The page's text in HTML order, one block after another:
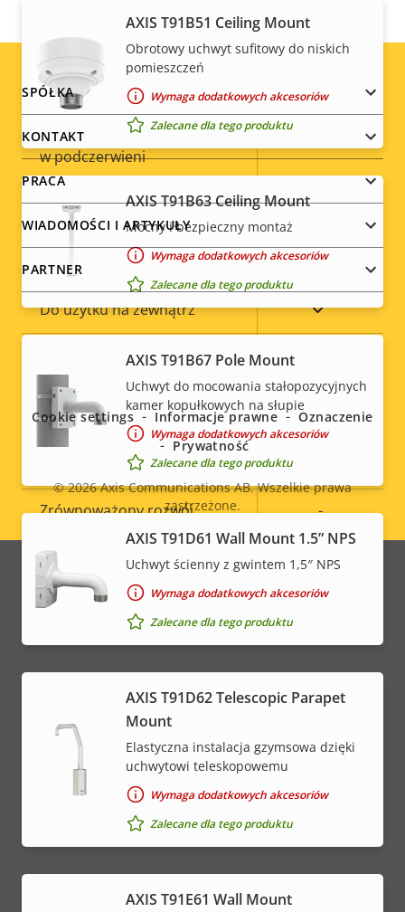
Opis
nieruchomości
Wartość
nieruchomości
Zdalne ustawianie ostrości Tak
Zdalny zoom
Wbudowane oświetlenie
w podczerwieni
Zasób lokalny (gniazdo karty
pamięci)
Tak
Temperatura pracy -40 to 55 °C
Do użytku na zewnątrz Tak
Klasa odporności na
wandalizm
Klasa IP IP66
Do przemalowywania
Zrównoważony rozwój -
* Niektóre specyfikacje techniczne mogą się różnić w
zależności od wybranej opcji sprzętowej.
AXIS T91B51 Ceiling Mount
Obrotowy uchwyt sufitowy do niskich
pomieszczeń
Wymaga dodatkowych akcesoriów
Zalecane dla tego produktu
AXIS T91B63 Ceiling Mount
Mocny i bezpieczny montaż
Wymaga dodatkowych akcesoriów
Zalecane dla tego produktu
AXIS T91B67 Pole Mount
Uchwyt do mocowania stałopozycyjnych
kamer kopułkowych na słupie
Wymaga dodatkowych akcesoriów
Zalecane dla tego produktu
AXIS T91D61 Wall Mount 1.5” NPS
Uchwyt ścienny z gwintem 1,5″ NPS
Wymaga dodatkowych akcesoriów
Zalecane dla tego produktu
AXIS T91D62 Telescopic Parapet
Mount
Elastyczna instalacja gzymsowa dzięki
uchwytowi teleskopowemu
Wymaga dodatkowych akcesoriów
Zalecane dla tego produktu
AXIS T91E61 Wall Mount
Footer
menu
SPÓŁKA
KONTAKT
PRACA
WIADOMOŚCI I ARTYKUŁY
PARTNER
Social
menu
Legal
menu
© 2026Axis Communications AB. Wszelkie prawa
zastrzeżone.
Cookie settings Informacje prawne
Oznaczenie
Prywatność